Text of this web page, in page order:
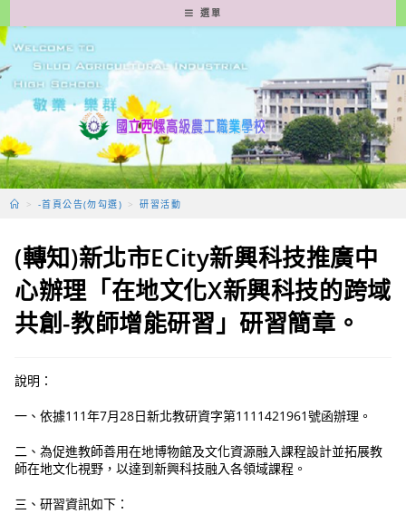
轉
至
要
容
選單
> -首頁公告(勿勾選) > 研習活動
(轉知)新北市ECity新興科技推廣中
心辦理「在地文化X新興科技的跨域
共創-教師增能研習」研習簡章。
說明：
一、依據111年7月28日新北教研資字第1111421961號函辦理。
二、為促進教師善用在地博物館及文化資源融入課程設計並拓展教
師在地文化視野，以達到新興科技融入各領域課程。
三、研習資訊如下：